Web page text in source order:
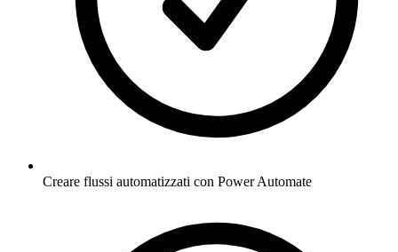
Creare flussi automatizzati con Power Automate